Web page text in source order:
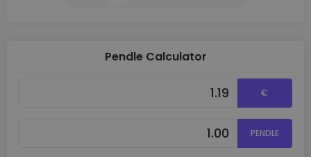
Pendle Calculator
€
PENDLE